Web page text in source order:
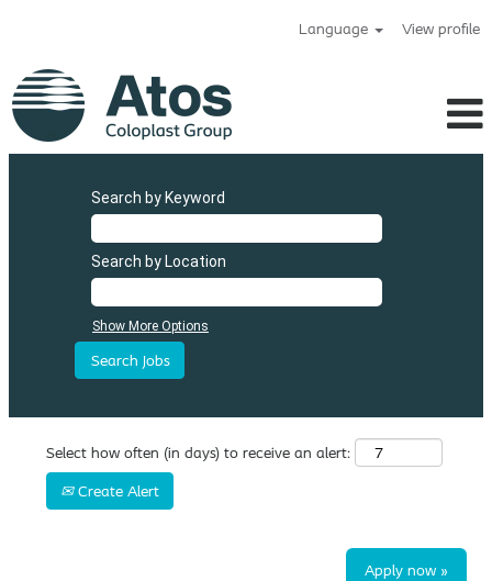
Language View profile
Search by Keyword
Search by Location
Show More Options
Select how often (in days) to receive an alert:
Create Alert
Apply now »